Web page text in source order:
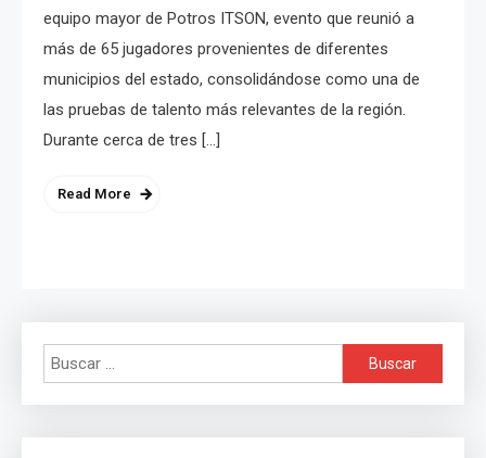
equipo mayor de Potros ITSON, evento que reunió a
más de 65 jugadores provenientes de diferentes
municipios del estado, consolidándose como una de
las pruebas de talento más relevantes de la región.
Durante cerca de tres […]
Read More
Buscar: